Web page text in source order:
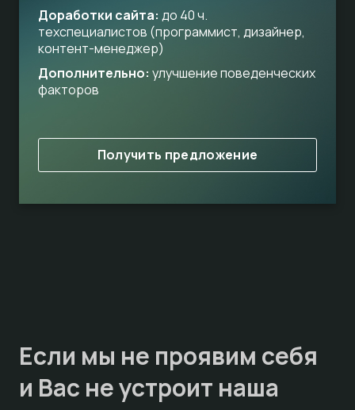
Доработки сайта: до 40 ч.
техспециалистов (программист, дизайнер,
контент-менеджер)
Дополнительно: улучшение поведенческих
факторов
Получить предложение
Если мы не проявим себя
и Вас не устроит наша